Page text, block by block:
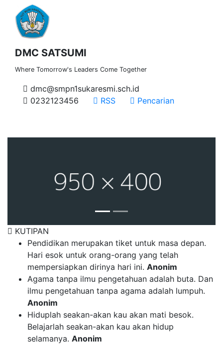
DMC SATSUMI
Where Tomorrow's Leaders Come Together
dmc@smpn1sukaresmi.sch.id
0232123456
RSS Pencarian
KUTIPAN
Pendidikan merupakan tiket untuk masa depan.
Hari esok untuk orang-orang yang telah
mempersiapkan dirinya hari ini. Anonim
Agama tanpa ilmu pengetahuan adalah buta. Dan
ilmu pengetahuan tanpa agama adalah lumpuh.
Anonim
Hiduplah seakan-akan kau akan mati besok.
Belajarlah seakan-akan kau akan hidup
selamanya. Anonim